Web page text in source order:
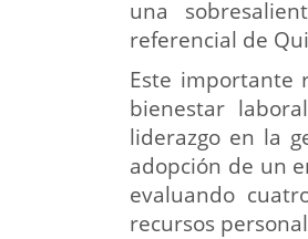
una
referencial de
Este importante
bienestar
liderazgo en la
adopción de un
evaluando
recursos